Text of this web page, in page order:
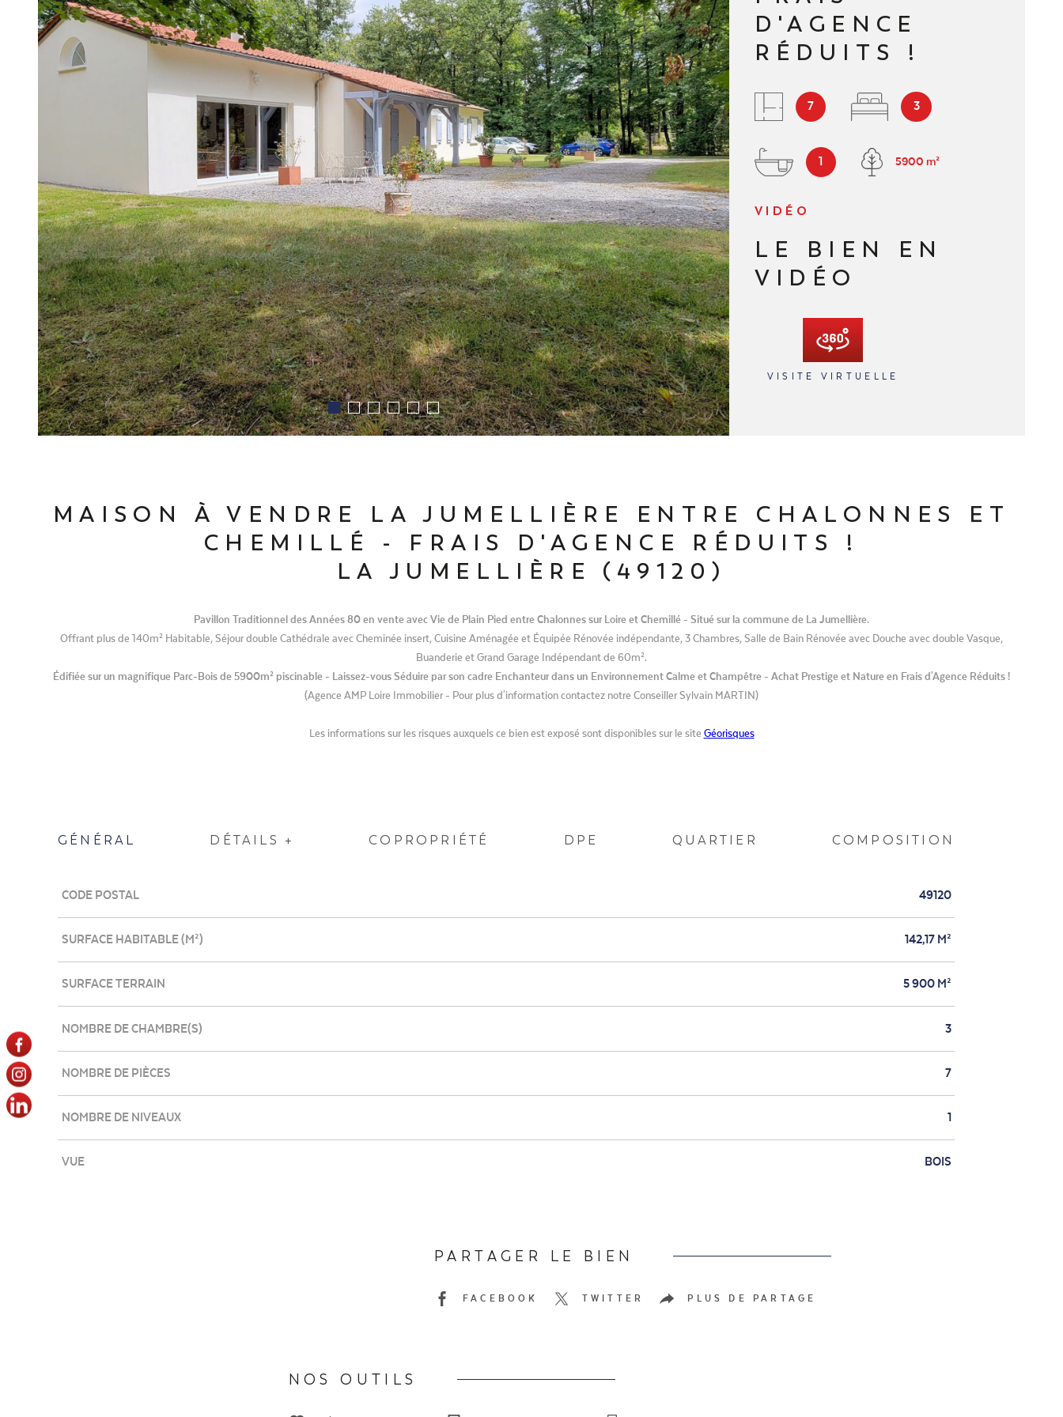
D'AGENCE
RÉDUITS !
7 3
1 5900 m²
VIDÉO
LE BIEN EN
VIDÉO
VISITE VIRTUELLE
MAISON À VENDRE LA JUMELLIÈRE ENTRE CHALONNES ET
CHEMILLÉ - FRAIS D'AGENCE RÉDUITS !
LA JUMELLIÈRE (49120)
Pavillon Traditionnel des Années 80 en vente avec Vie de Plain Pied entre Chalonnes sur Loire et Chemillé - Situé sur la commune de La Jumellière.
Offrant plus de 140m² Habitable, Séjour double Cathédrale avec Cheminée insert, Cuisine Aménagée et Équipée Rénovée indépendante, 3 Chambres, Salle de Bain Rénovée avec Douche avec double Vasque,
Buanderie et Grand Garage Indépendant de 60m².
Édifiée sur un magnifique Parc-Bois de 5900m² piscinable - Laissez-vous Séduire par son cadre Enchanteur dans un Environnement Calme et Champêtre - Achat Prestige et Nature en Frais d'Agence Réduits !
(Agence AMP Loire Immobilier - Pour plus d'information contactez notre Conseiller Sylvain MARTIN)
Les informations sur les risques auxquels ce bien est exposé sont disponibles sur le site Géorisques
GÉNÉRAL DÉTAILS + COPROPRIÉTÉ DPE QUARTIER COMPOSITION
Caractérisque Valeurs
CODE POSTAL 49120
SURFACE HABITABLE (M²) 142,17 M²
SURFACE TERRAIN 5 900 M²
NOMBRE DE CHAMBRE(S) 3
NOMBRE DE PIÈCES 7
NOMBRE DE NIVEAUX 1
VUE BOIS
PARTAGER LE BIEN
FACEBOOK TWITTER PLUS DE PARTAGE
NOS OUTILS